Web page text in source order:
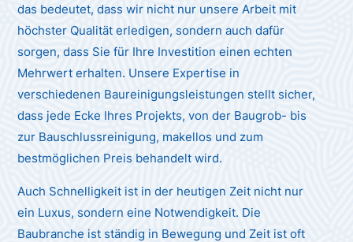
das bedeutet, dass wir nicht nur unsere Arbeit mit
höchster Qualität erledigen, sondern auch dafür
sorgen, dass Sie für Ihre Investition einen echten
Mehrwert erhalten. Unsere Expertise in
verschiedenen Baureinigungsleistungen stellt sicher,
dass jede Ecke Ihres Projekts, von der Baugrob- bis
zur Bauschlussreinigung, makellos und zum
bestmöglichen Preis behandelt wird.
Auch Schnelligkeit ist in der heutigen Zeit nicht nur
ein Luxus, sondern eine Notwendigkeit. Die
Baubranche ist ständig in Bewegung und Zeit ist oft